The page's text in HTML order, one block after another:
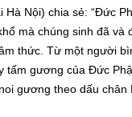
Hà Nội) chia sẻ: “Đức
mà chúng sinh đã và
thức. Từ một người
tấm gương của Đức
gương theo dấu